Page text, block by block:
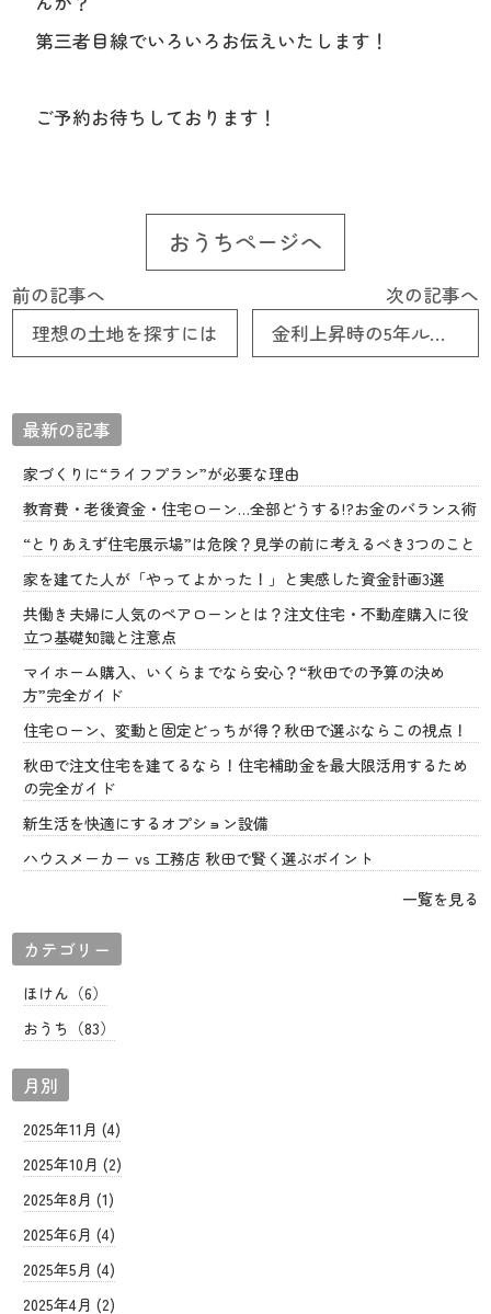
第三者目線でいろいろお伝えいたします！
ご予約お待ちしております！
おうちページへ
前の記事へ
理想の土地を探すには
次の記事へ
金利上昇時の5年ルールと125％ルール
最新の記事
家づくりに“ライフプラン”が必要な理由
教育費・老後資金・住宅ローン…全部どうする!?お金のバランス術
“とりあえず住宅展示場”は危険？見学の前に考えるべき3つのこと
家を建てた人が「やってよかった！」と実感した資金計画3選
共働き夫婦に人気のペアローンとは？注文住宅・不動産購入に役
立つ基礎知識と注意点
マイホーム購入、いくらまでなら安心？“秋田での予算の決め
方”完全ガイド
住宅ローン、変動と固定どっちが得？秋田で選ぶならこの視点！
秋田で注文住宅を建てるなら！住宅補助金を最大限活用するため
の完全ガイド
新生活を快適にするオプション設備
ハウスメーカー vs 工務店 秋田で賢く選ぶポイント
一覧を見る
カテゴリー
ほけん（6）
おうち（83）
月別
2025年11月 (4)
2025年10月 (2)
2025年8月 (1)
2025年6月 (4)
2025年5月 (4)
2025年4月 (2)